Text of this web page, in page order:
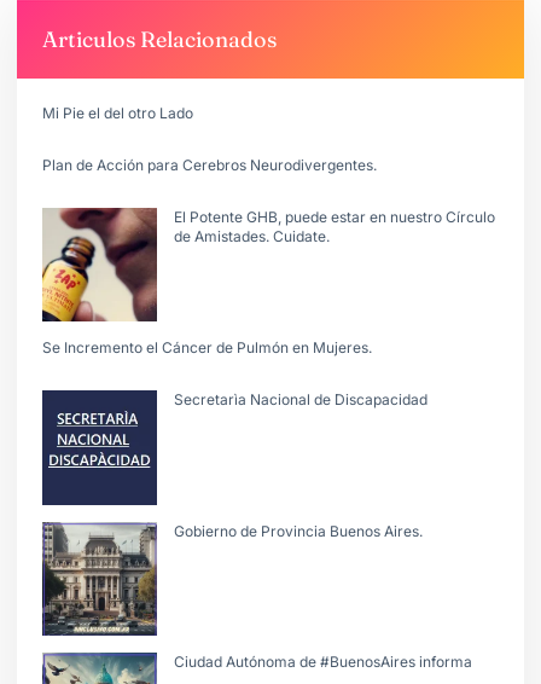
Articulos Relacionados
Mi Pie el del otro Lado
Plan de Acción para Cerebros Neurodivergentes.
El Potente GHB, puede estar en nuestro Círculo
de Amistades. Cuidate.
Se Incremento el Cáncer de Pulmón en Mujeres.
Secretarìa Nacional de Discapacidad
Gobierno de Provincia Buenos Aires.
Ciudad Autónoma de #BuenosAires informa